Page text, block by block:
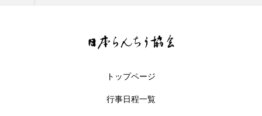
トップページ
行事日程一覧